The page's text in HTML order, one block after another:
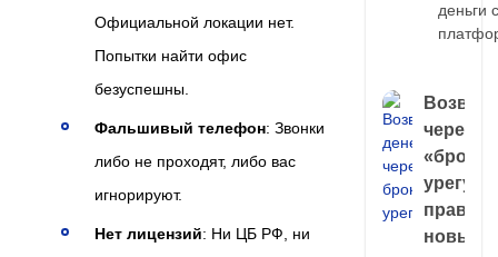
Официальной локации нет.
Попытки найти офис
безуспешны.
Фальшивый телефон: Звонки
либо не проходят, либо вас
игнорируют.
Нет лицензий: Ни ЦБ РФ, ни
деньги с
через
правда
новый